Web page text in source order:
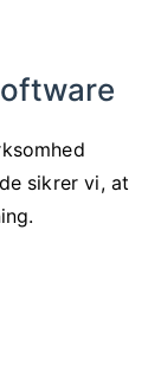
sikrer vi, at